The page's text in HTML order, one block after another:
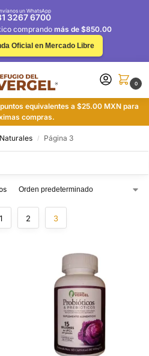
un WhatsApp
3267 6700
comprando más de $850.00
Oficial en Mercado Libre
0
equivalentes a $25.00 MXN para
compras.
/ Página 3
1 2 3